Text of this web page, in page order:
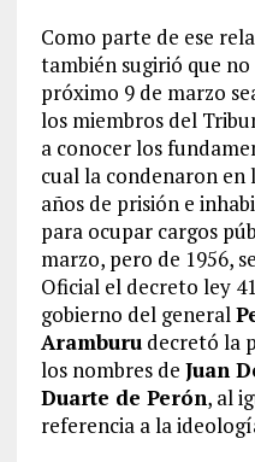
Como parte de ese
también sugirió que
próximo 9 de marzo
los miembros del
a conocer los
cual la condenaron en
años de prisión e
para ocupar cargos
marzo, pero de 1956,
Oficial el decreto ley
gobierno del general
Aramburudecretó la
los nombres de Juan
Duarte de Perón, al
referencia a la